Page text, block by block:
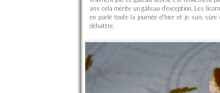
ans cela mérite un gâteau d’exception. Les
en parlé toute la journée d’hier et je suis sûre
débattre.